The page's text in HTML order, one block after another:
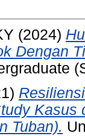
(2024)
Dengan
Kasus
Tuban).